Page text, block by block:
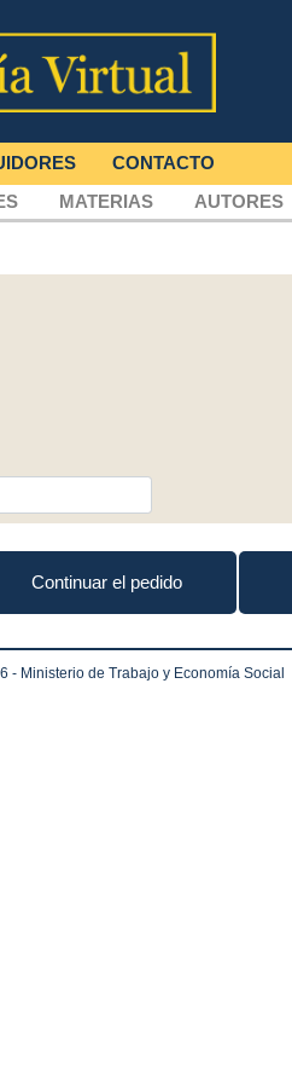
CONTACTO
MATERIAS AUTORES
Continuar el pedido
- Ministerio de Trabajo y Economía Social